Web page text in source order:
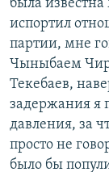
была
испортил
партии, мне
Чыныбаем
Текебаев,
задержания я
давления, за
просто не
было бы